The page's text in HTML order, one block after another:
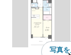
写真を